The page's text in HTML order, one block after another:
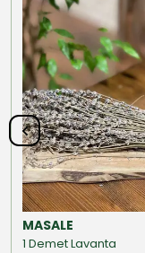
MASALE
1 Demet Lavanta